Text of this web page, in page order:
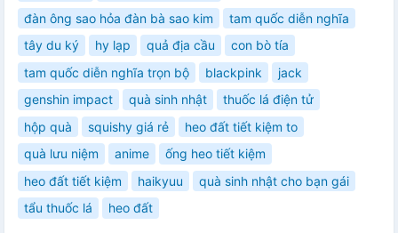
đàn ông sao hỏa đàn bà sao kim
tam quốc diễn nghĩa
tây du ký
hy lạp quả địa cầu
con bò tía
tam quốc diễn nghĩa trọn bộ
blackpink
jack
genshin impact
quà sinh nhật
thuốc lá điện tử
hộp quà
squishy giá rẻ
heo đất tiết kiệm to
quà lưu niệm
anime
ống heo tiết kiệm
heo đất tiết kiệm
haikyuu
quà sinh nhật cho bạn gái
tẩu thuốc lá
heo đất